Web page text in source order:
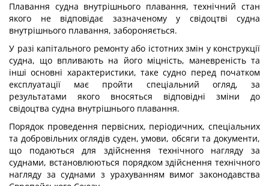
Плавання судна внутрішнього плавання, технічний стан
якого не відповідає зазначеному у свідоцтві судна
внутрішнього плавання, забороняється.
У разі капітального ремонту або істотних змін у конструкції
судна, що впливають на його міцність, маневреність та
інші основні характеристики, таке судно перед початком
експлуатації має пройти спеціальний огляд, за
результатами якого вносяться відповідні зміни до
свідоцтва судна внутрішнього плавання.
Порядок проведення первісних, періодичних, спеціальних
та добровільних оглядів суден, умови, обсяги та документи,
що подаються для здійснення технічного нагляду за
суднами, встановлюються порядком здійснення технічного
нагляду за суднами з урахуванням вимог законодавства